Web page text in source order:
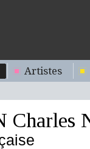
Artistes
Charles